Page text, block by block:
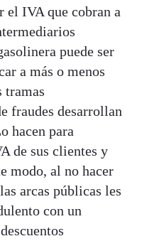
el IVA que cobran a
puede ser
a más o menos
tramas
fraudes desarrollan
hacen para
de sus clientes y
modo, al no hacer
arcas públicas les
con un